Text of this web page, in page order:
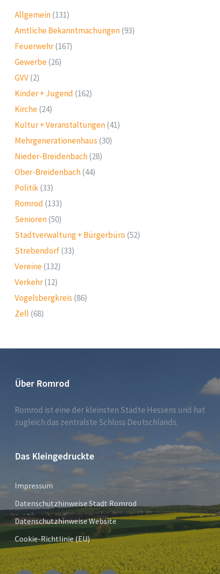
Allgemein(131)
Amtliche Bekanntmachungen(93)
Feuerwehr(167)
Gewerbe(26)
GVV(2)
Kinder + Jugend (162)
Kirche(24)
Kultur + Veranstaltungen(41)
Mehrgenerationenhaus (30)
Nieder-Breidenbach(28)
Ober-Breidenbach(44)
Politik(33)
Romrod (133)
Senioren(50)
Stadtverwaltung + Bürgerbüro (52)
Strebendorf(33)
Vereine(132)
Verkehr(12)
Vogelsbergkreis (86)
Zell (68)
Über Romrod
Romrod ist eine der kleinsten Städte Hessens und hat
zugleich das zentralste Schloss Deutschlands.
Das Kleingedruckte
Impressum
Datenschutzhinweise Stadt Romrod
Datenschutzhinweise Website
Cookie-Richtlinie (EU)